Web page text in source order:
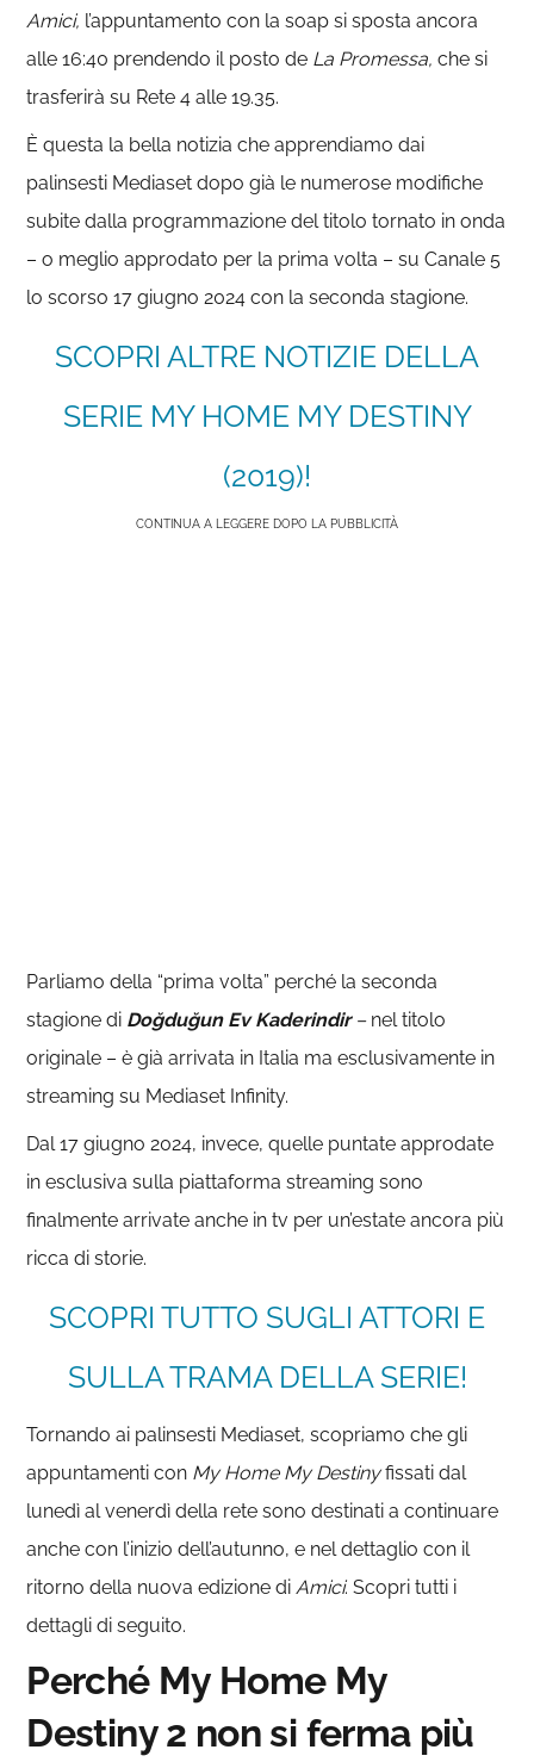
Amici, l’appuntamento con la soap si sposta ancora
alle 16:40 prendendo il posto de La Promessa, che si
trasferirà su Rete 4 alle 19.35.
È questa la bella notizia che apprendiamo dai
palinsesti Mediaset dopo già le numerose modifiche
subite dalla programmazione del titolo tornato in onda
– o meglio approdato per la prima volta – su Canale 5
lo scorso 17 giugno 2024 con la seconda stagione.
SCOPRI ALTRE NOTIZIE DELLA
SERIE MY HOME MY DESTINY
(2019)!
CONTINUA A LEGGERE DOPO LA PUBBLICITÀ
Parliamo della “prima volta” perché la seconda
stagione di Doğduğun Ev Kaderindir –nel titolo
originale – è già arrivata in Italia ma esclusivamente in
streaming su Mediaset Infinity.
Dal 17 giugno 2024, invece, quelle puntate approdate
in esclusiva sulla piattaforma streaming sono
finalmente arrivate anche in tv per un’estate ancora più
ricca di storie.
SCOPRI TUTTO SUGLI ATTORI E
SULLA TRAMA DELLA SERIE!
Tornando ai palinsesti Mediaset, scopriamo che gli
appuntamenti con My Home My Destinyfissati dal
lunedì al venerdì della rete sono destinati a continuare
anche con l’inizio dell’autunno, e nel dettaglio con il
ritorno della nuova edizione di Amici. Scopri tutti i
dettagli di seguito.
Perché My Home My
Destiny 2 non si ferma più